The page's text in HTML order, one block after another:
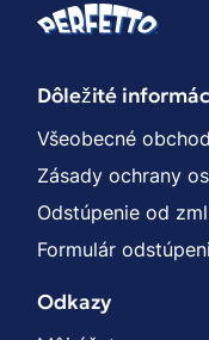
Dôležité
Všeobecné
Zásady ochrany
Odstúpenie od
Formulár
Odkazy